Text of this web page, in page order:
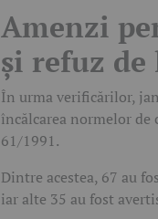
Amenzi
și refuz
În urma verificărilor,
încălcarea normelor de
61/1991.
Dintre acestea, 67 au
iar alte 35 au fost